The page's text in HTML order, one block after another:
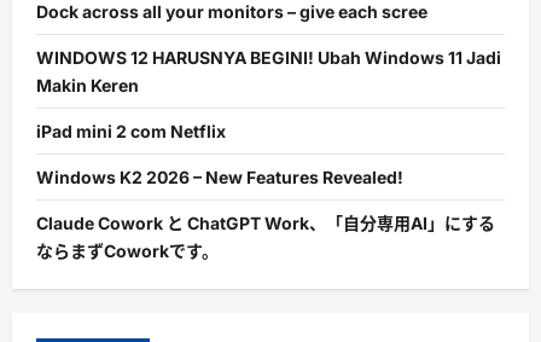
Dock across all your monitors – give each scree
WINDOWS 12 HARUSNYA BEGINI! Ubah Windows 11 Jadi
Makin Keren
iPad mini 2 com Netflix
Windows K2 2026 – New Features Revealed!
Claude Cowork と ChatGPT Work、「自分専用AI」にする
ならまずCoworkです。